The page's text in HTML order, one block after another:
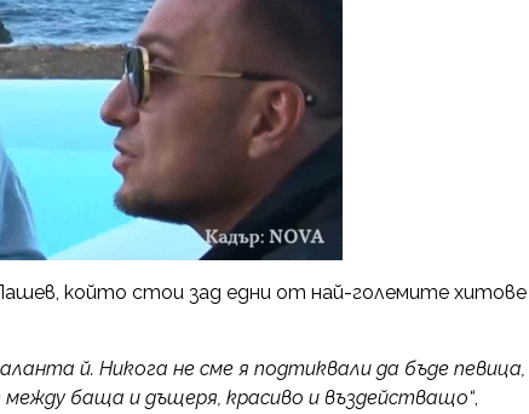
който стои зад едни от най-големите хитове
й. Никога не сме я подтиквали да бъде певица,
баща и дъщеря, красиво и въздействащо“,